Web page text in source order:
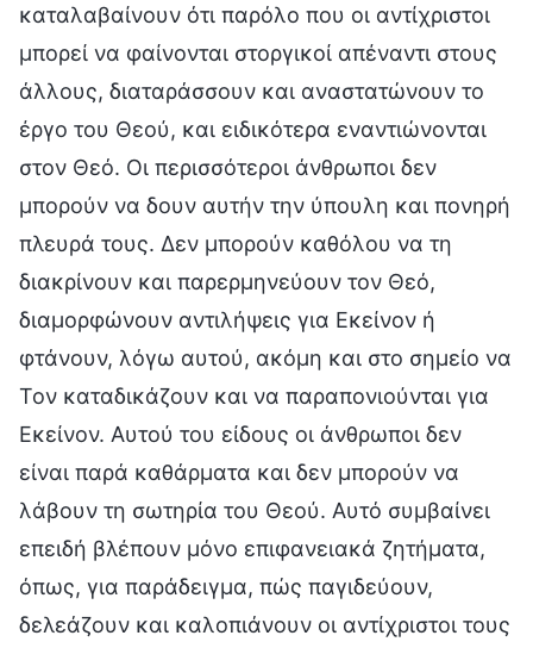
καταλαβαίνουν ότι παρόλο που οι αντίχριστοι
μπορεί να φαίνονται στοργικοί απέναντι στους
άλλους, διαταράσσουν και αναστατώνουν το
έργο του Θεού, και ειδικότερα εναντιώνονται
στον Θεό. Οι περισσότεροι άνθρωποι δεν
μπορούν να δουν αυτήν την ύπουλη και πονηρή
πλευρά τους. Δεν μπορούν καθόλου να τη
διακρίνουν και παρερμηνεύουν τον Θεό,
διαμορφώνουν αντιλήψεις για Εκείνον ή
φτάνουν, λόγω αυτού, ακόμη και στο σημείο να
Τον καταδικάζουν και να παραπονιούνται για
Εκείνον. Αυτού του είδους οι άνθρωποι δεν
είναι παρά καθάρματα και δεν μπορούν να
λάβουν τη σωτηρία του Θεού. Αυτό συμβαίνει
επειδή βλέπουν μόνο επιφανειακά ζητήματα,
όπως, για παράδειγμα, πώς παγιδεύουν,
δελεάζουν και καλοπιάνουν οι αντίχριστοι τους